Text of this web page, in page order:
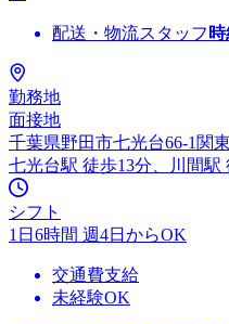
配送・物流スタッフ
勤務地
面接地
千葉県野田市七光台66-1関
七光台駅 徒歩13分、川間駅
シフト
1日6時間 週4日からOK
交通費支給
未経験OK